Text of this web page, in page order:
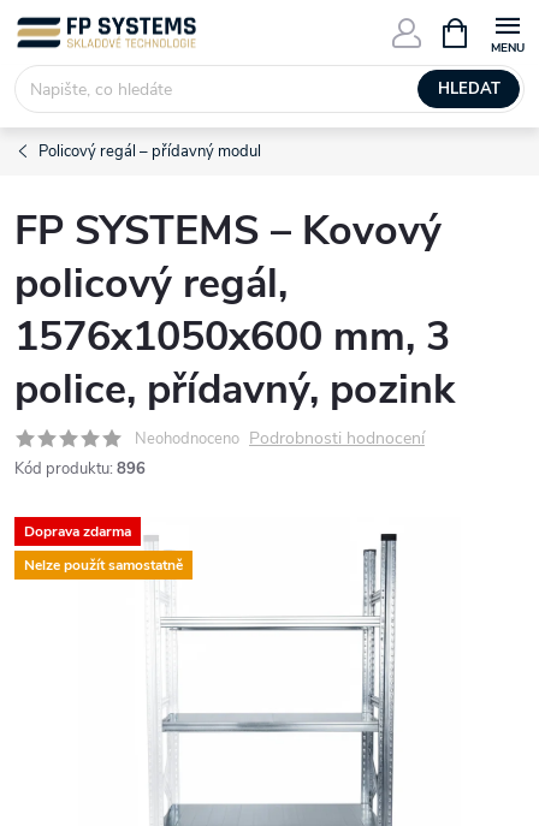
Přejít
obsah
HLEDAT
NÁKUPNÍ
KOŠÍK
Policový regál – přídavný modul
FP SYSTEMS – Kovový
policový regál,
1576x1050x600 mm, 3
police, přídavný, pozink
Neohodnoceno Podrobnosti hodnocení
Kód produktu: 896
Doprava zdarma
Nelze použít samostatně